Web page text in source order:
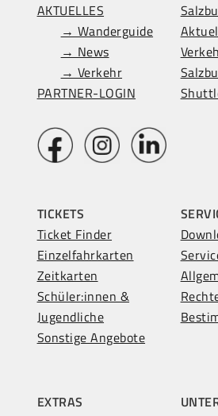
AKTUELLES
→ Wanderguide
→ News
→ Verkehr
PARTNER-LOGIN
TICKETS
Ticket Finder
Einzelfahrkarten
Zeitkarten
Schüler:innen &
Jugendliche
Sonstige Angebote
EXTRAS